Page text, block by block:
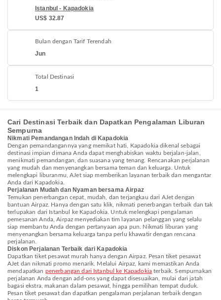
Istanbul - Kapadokia
US$ 32.87
Bulan dengan Tarif Terendah
Jun
Total Destinasi
1
Cari Destinasi Terbaik dan Dapatkan Pengalaman Liburan
Sempurna
Nikmati Pemandangan Indah di Kapadokia
Dengan pemandangannya yang memikat hati, Kapadokia dikenal sebagai
destinasi impian dimana Anda dapat menghabiskan waktu berjalan-jalan,
menikmati pemandangan, dan suasana yang tenang. Rencanakan perjalanan
yang mudah dan menyenangkan bersama teman dan keluarga. Untuk
melengkapi liburanmu, AJet siap memberikan layanan terbaik dan mengantar
Anda dari Kapadokia.
Perjalanan Mudah dan Nyaman bersama Airpaz
Temukan penerbangan cepat, mudah, dan terjangkau dari AJet dengan
bantuan Airpaz. Hanya dengan satu klik, nikmati penerbangan terbaik dan tak
terlupakan dari Istanbul ke Kapadokia. Untuk melengkapi pengalaman
pemesanan Anda, Airpaz menyediakan tim layanan pelanggan yang selalu
siap membantu Anda dengan pertanyaan apa pun. Nikmati liburan yang
menyenangkan bersama keluarga tanpa perlu khawatir dengan rencana
perjalanan.
Diskon Perjalanan Terbaik dari Kapadokia
Dapatkan tiket pesawat murah hanya dengan Airpaz. Pesan tiket pesawat
AJet dan nikmati promo menarik. Melalui Airpaz, kami memastikan Anda
mendapatkan penerbangan dari Istanbul ke Kapadokia terbaik. Sempurnakan
perjalanan Anda dengan add-ons yang dapat disesuaikan, mulai dari jatah
bagasi ekstra, makanan dalam pesawat, hingga pemilihan tempat duduk.
Pesan tiket pesawat dan dapatkan pengalaman perjalanan terbaik dengan